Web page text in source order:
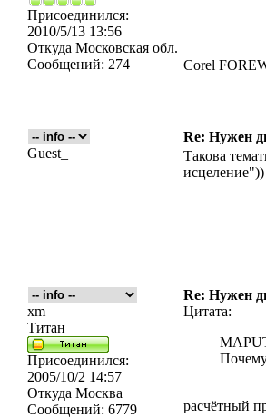
Присоединился:
2010/5/13 13:56
Откуда Московская обл.
Сообщений: 274
Corel
Re: Нужен
Guest_
Такова
Re: Нужен
xm
Титан
Присоединился:
2005/10/2 14:57
Откуда Москва
Сообщений: 6779
Цитата:
расчётный